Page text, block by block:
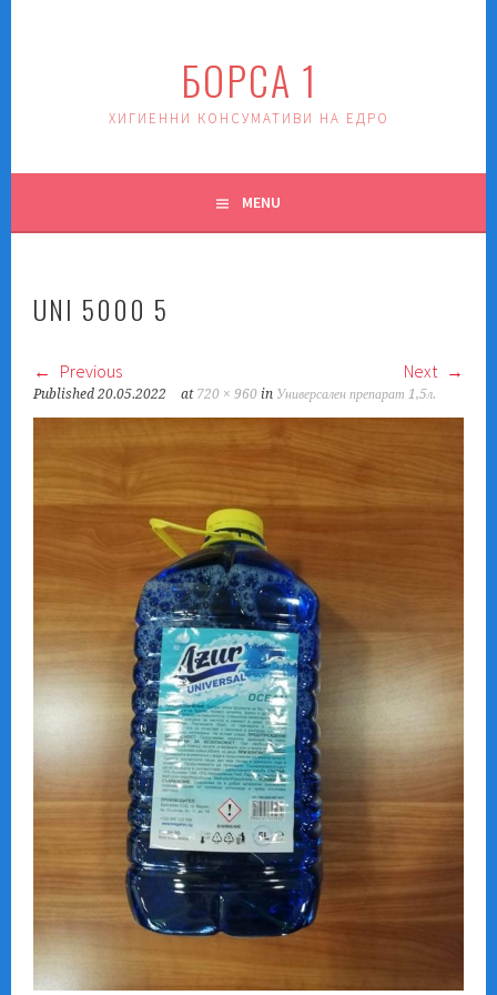
БОРСА 1
ХИГИЕННИ КОНСУМАТИВИ НА ЕДРО
MENU
UNI 5000 5
Previous Next
Published20.05.2022 at 720 × 960 in Универсален препарат 1,5л.